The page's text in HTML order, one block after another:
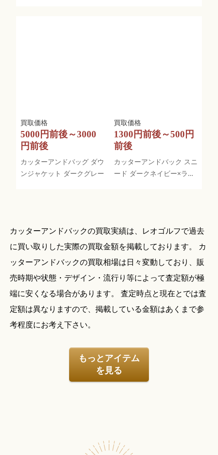
5000円前後～3000
円前後
カッターアンドバッグ ダウ
ンジャケット ダークグレー
1300円前後～500円
前後
カッターアンドバック スニ
ード ダークネイビー×ライ
カッターアンドバックの買取実績は、レオゴルフで過去
に買い取りした実際の買取金額を掲載しております。 カ
ッターアンドバックの買取相場は日々変動しており、販
売時期や状態・デザイン・流行り等によって査定額が極
端に安くなる場合があります。 査定時点と現在とでは査
定額は異なりますので、掲載している金額はあくまで参
考程度にお考え下さい。
もっとアイテム
を見る